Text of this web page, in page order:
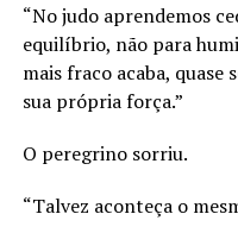
“No judo aprendemos
equilíbrio, não para
mais fraco acaba, quase
sua própria força.”
O peregrino sorriu.
“Talvez aconteça o